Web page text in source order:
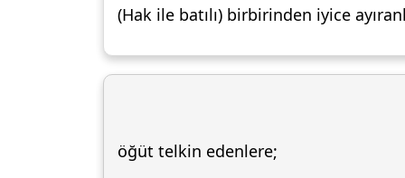
(Hak ile batılı) birbirinden iyice
öğüt telkin edenlere;